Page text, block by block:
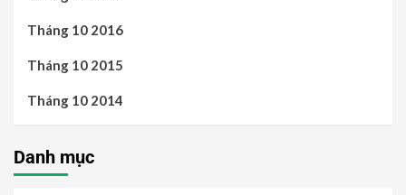
Tháng 10 2016
Tháng 10 2015
Tháng 10 2014
Danh mục